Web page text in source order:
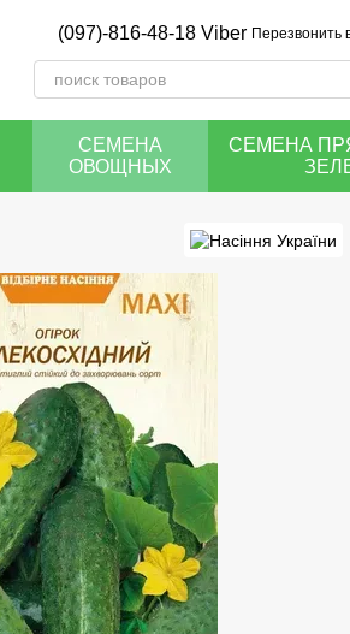
(097)-816-48-18 Viber Перезвонить
СЕМЕНА
ОВОЩНЫХ
СЕМЕНА